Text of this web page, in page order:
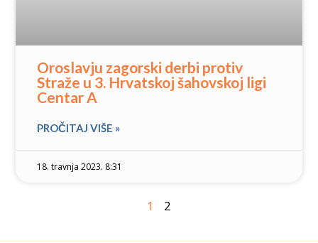
Oroslavju zagorski derbi protiv
Straže u 3. Hrvatskoj šahovskoj ligi
Centar A
PROČITAJ VIŠE »
18. travnja 2023. 8:31
1 2